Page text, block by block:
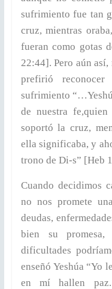
sufrimiento fue tan
cruz, mientras
fueran como gotas
22:44]. Pero aún
prefirió
sufrimiento
de nuestra
soportó la cruz,
ella significaba, y
trono de Di-s” [Heb
Cuando decidimos
no nos promete
deudas,
bien su
dificultades
enseñó Yeshúa “Yo
en mí hallen